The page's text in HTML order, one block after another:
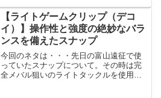
去にもローリングベイトを記事にし...
【ライトゲームクリップ（デコ
イ）】操作性と強度の絶妙なバラ
ンスを備えたスナップ
今回のネタは・・・先日の富山遠征で使
っていたスナップについて。その時は完
全メバル狙いのライトタックルを使用し